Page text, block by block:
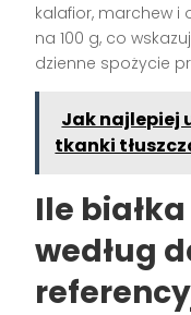
kalafior, marchew i
na 100 g, co
dzienne spożycie
Jak najlepiej
tkanki
Ile
według